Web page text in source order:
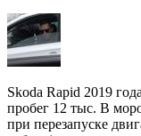
Skoda Rapid 2019
пробег 12 тыс. В
при перезапуске